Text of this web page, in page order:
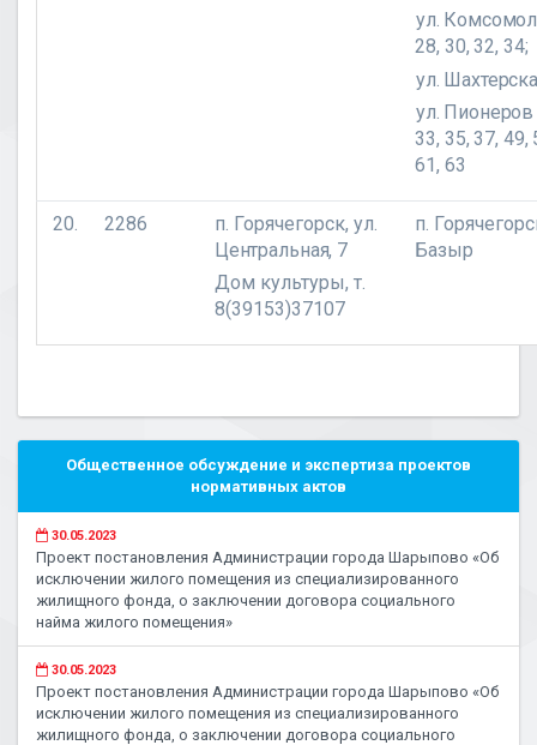
ул.
28, 30, 32, 34;
ул.
ул.
33, 35, 37, 49,
61, 63
20. 2286 п. Горячегорск, ул.
Центральная, 7
Дом культуры, т.
8(39153)37107
п.
Базыр
Общественное обсуждение и экспертиза проектов
нормативных актов
30.05.2023
Проект постановления Администрации города Шарыпово «Об
исключении жилого помещения из специализированного
жилищного фонда, о заключении договора социального
найма жилого помещения»
30.05.2023
Проект постановления Администрации города Шарыпово «Об
исключении жилого помещения из специализированного
жилищного фонда, о заключении договора социального